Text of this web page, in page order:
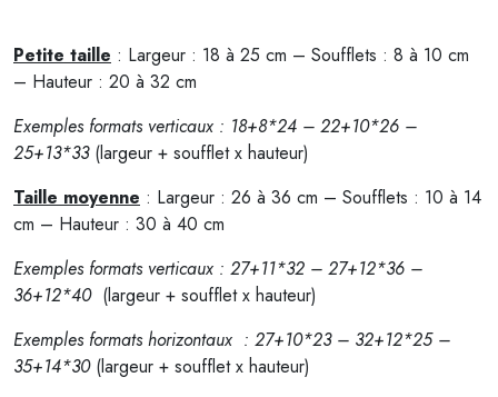
Petite taille : Largeur : 18 à 25 cm – Soufflets : 8 à 10 cm
– Hauteur : 20 à 32 cm
Exemples formats verticaux : 18+8*24 – 22+10*26 –
25+13*33 (largeur + soufflet x hauteur)
Taille moyenne : Largeur : 26 à 36 cm – Soufflets : 10 à 14
cm – Hauteur : 30 à 40 cm
Exemples formats verticaux : 27+11*32 – 27+12*36 –
36+12*40 (largeur + soufflet x hauteur)
Exemples formats horizontaux : 27+10*23 – 32+12*25 –
35+14*30(largeur + soufflet x hauteur)